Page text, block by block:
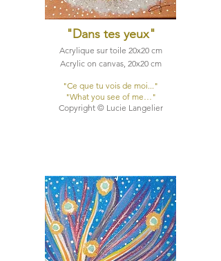
"Dans tes yeux"
Acrylique sur toile 20x20 cm
Acrylic on canvas, 20x20 cm
"Ce que tu vois de moi..."​
"What you see of me…"​
Copyright © Lucie Langelier